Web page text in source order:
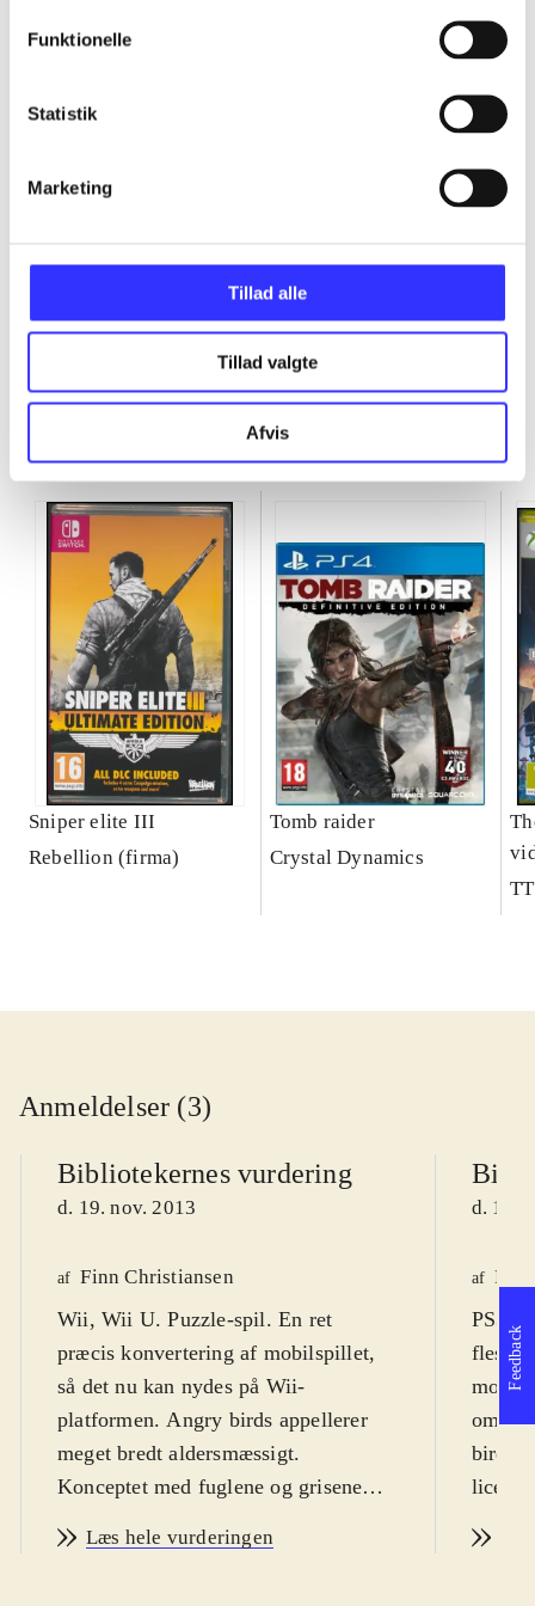
Funktionelle
Statistik
Marketing
Tillad alle
Tillad valgte
Afvis
...
...
...
...
Sniper elite III
Rebellion (firma)
Tomb raider
Crystal Dynamics
Anmeldelser (3)
Bibliotekernes vurdering
d. 19. nov. 2013
af Finn Christiansen
Wii, Wii U. Puzzle-spil. En ret
præcis konvertering af mobilspillet,
så det nu kan nydes på Wii-
platformen. Angry birds appellerer
meget bredt aldersmæssigt.
Konceptet med fuglene og grisene
hysterisk populært og
Læs hele vurderingen
d. 19.
af
PS3,
fleste,
om
birds.
Spillet
Feedback